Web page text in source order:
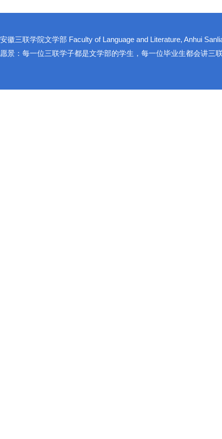
安徽三联学院文学部 Faculty of Language and Literature, Anhui
愿景：每一位三联学子都是文学部的学生，每一位毕业生都会讲三